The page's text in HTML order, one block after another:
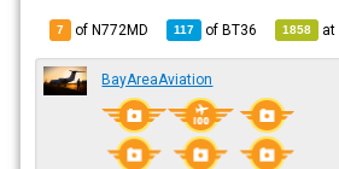
7 of N772MD 117 ofBT36 1858 at
BayAreaAviation